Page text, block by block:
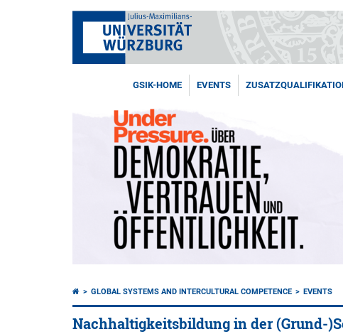
GSIK-HOME EVENTS
GLOBAL SYSTEMS AND INTERCULTURAL COMPETENCE EVENTS
Nachhaltigkeitsbildung in der (Grund-